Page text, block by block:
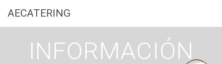
AECATERING
INFORMACIÓN